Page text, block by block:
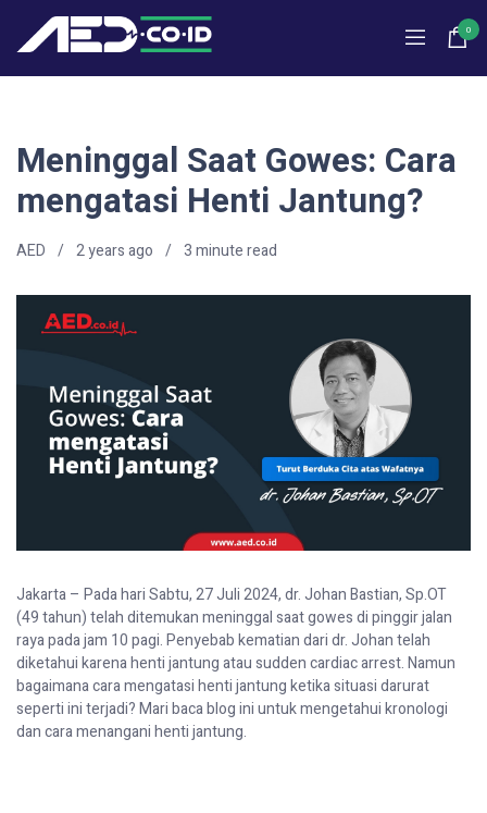
0
Meninggal Saat Gowes: Cara
mengatasi Henti Jantung?
AED 2 years ago 3minute read
Jakarta – Pada hari Sabtu, 27 Juli 2024, dr. Johan Bastian, Sp.OT
(49 tahun) telah ditemukan meninggal saat gowes di pinggir jalan
raya pada jam 10 pagi. Penyebab kematian dari dr. Johan telah
diketahui karena henti jantung atau sudden cardiac arrest. Namun
bagaimana cara mengatasi henti jantung ketika situasi darurat
seperti ini terjadi? Mari baca blog ini untuk mengetahui kronologi
dan cara menangani henti jantung.